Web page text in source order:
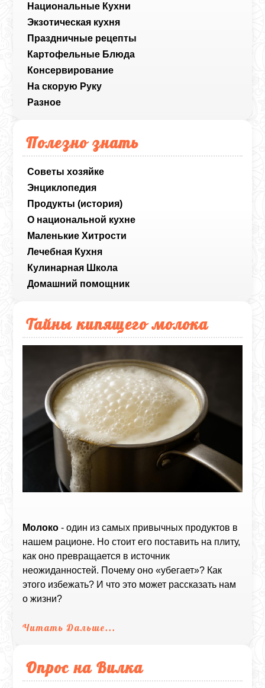
Национальные Кухни
Экзотическая кухня
Праздничные рецепты
Картофельные Блюда
Консервирование
На скорую Руку
Разное
Полезно знать
Советы хозяйке
Энциклопедия
Продукты (история)
О национальной кухне
Маленькие Хитрости
Лечебная Кухня
Кулинарная Школа
Домашний помощник
Тайны кипящего молока
Молоко - один из самых привычных продуктов в
нашем рационе. Но стоит его поставить на плиту,
как оно превращается в источник
неожиданностей. Почему оно «убегает»? Как
этого избежать? И что это может рассказать нам
о жизни?
Читать Дальше...
Опрос на Вилка